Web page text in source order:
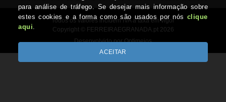
Todos os valores incluem IVA à taxa em vigor
Copyright © FERREIRAEGRANADA.pt 2026
Desenvolvido por Optimeios